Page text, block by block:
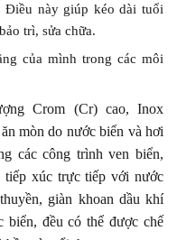
Điều này giúp kéo dài tuổi
trì, sửa chữa.
của mình trong các môi
Crom (Cr) cao, Inox
mòn do nước biển và hơi
các công trình ven biển,
tiếp xúc trực tiếp với nước
giàn khoan dầu khí
biển, đều có thể được chế